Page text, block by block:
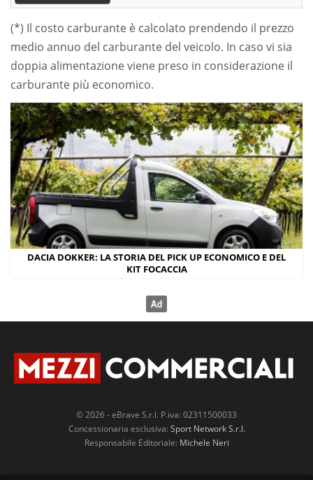
(*) Il costo carburante è calcolato prendendo il prezzo
medio annuo del carburante del veicolo. In caso vi sia
doppia alimentazione viene preso in considerazione il
carburante più economico.
DACIA DOKKER: LA STORIA DEL PICK UP ECONOMICO E DEL
KIT FOCACCIA
© 2026 - eBrave S.r.l. P.iva: 02311500033
Concessionaria esclusiva: Sport Network S.r.l.
Responsabile Editoriale: Michele Neri